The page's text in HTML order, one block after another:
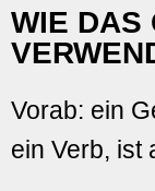
WIE DAS
Vorab: ein
ein Verb, ist